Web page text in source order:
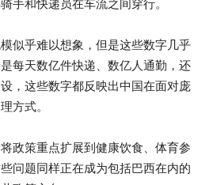
手和快递员在车流之间穿行。
似乎难以想象，但是这些数字几乎
每天数亿件快递、数亿人通勤，还
，这些数字都反映出中国在面对庞
方式。
政策重点扩展到健康饮食、体育参
问题同样正在成为包括巴西在内的